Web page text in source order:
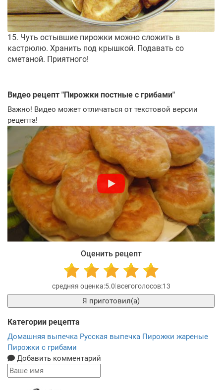
15. Чуть остывшие пирожки можно сложить в
кастрюлю. Хранить под крышкой. Подавать со
сметаной. Приятного!
Видео рецепт "Пирожки постные с грибами"
Важно! Видео может отличаться от текстовой версии
рецепта!
Оценить рецепт
5.0 13
Я приготовил(а)
Категории рецепта
Домашняя выпечка Русская выпечка Пирожки жареные
Пирожки с грибами
Добавить комментарий